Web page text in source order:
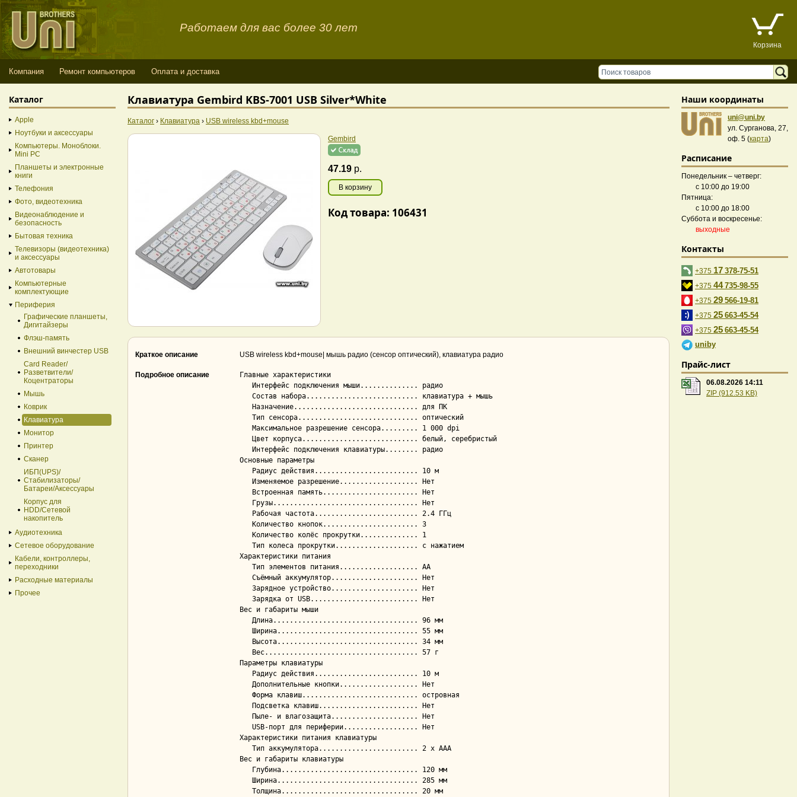
Работаем для вас более 30 лет
Корзина
Компания Ремонт компьютеров Оплата и доставка
Клавиатура Gembird KBS-7001 USB Silver*White
Каталог › Клавиатура › USB wireless kbd+mouse
Gembird
47.19 р.
В корзину
Код товара: 106431
Краткое описание USB wireless kbd+mouse| мышь радио (сенсор оптический), клавиатура радио
Подробное описание
Главные характеристики
Основные параметры
Характеристики питания
Вес и габариты мыши
Параметры клавиатуры
Характеристики питания клавиатуры
Вес и габариты клавиатуры
Каталог
Apple
Ноутбуки и аксессуары
Компьютеры. Моноблоки.
Mini PC
Планшеты и электронные
книги
Телефония
Фото, видеотехника
Видеонаблюдение и
безопасность
Бытовая техника
Телевизоры (видеотехника)
и аксессуары
Автотовары
Компьютерные
комплектующие
Периферия
Графические планшеты,
Дигитайзеры
Флэш-память
Внешний винчестер USB
Card Reader/
Разветвители/
Коцентраторы
Мышь
Коврик
Клавиатура
Монитор
Принтер
Сканер
ИБП(UPS)/
Стабилизаторы/
Батареи/Аксессуары
Корпус для
HDD/Cетевой
накопитель
Аудиотехника
Сетевое оборудование
Кабели, контроллеры,
переходники
Расходные материалы
Прочее
Наши координаты
uni@uni.by
ул. Сурганова, 27,
оф. 5 (карта)
Расписание
Понедельник – четверг:
с 10:00 до 19:00
Пятница:
с 10:00 до 18:00
Суббота и воскресенье:
выходные
Контакты
+375 17 378-75-51
+375 44 735-98-55
+375 29 566-19-81
+375 25 663-45-54
+375 25 663-45-54
uniby
Прайс-лист
06.08.2026 14:11
ZIP (912.53 KB)